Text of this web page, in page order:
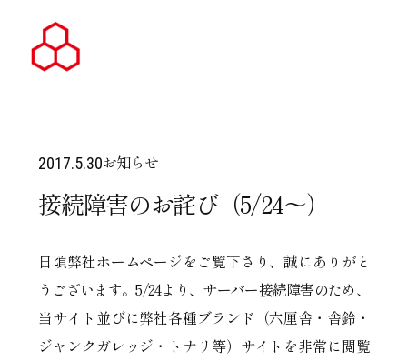
2017.5.30お知らせ
接続障害のお詫び（5/24～）
日頃弊社ホームページをご覧下さり、誠にありがと
うございます。5/24より、サーバー接続障害のため、
当サイト並びに弊社各種ブランド（六厘舎・舎鈴・
ジャンクガレッジ・トナリ等）サイトを非常に閲覧